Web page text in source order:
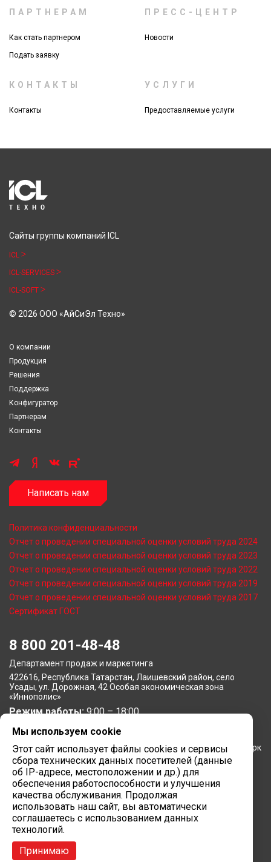
ПАРТНЕРАМ
Как стать партнером
Подать заявку
ПРЕСС-ЦЕНТР
Новости
КОНТАКТЫ
Контакты
УСЛУГИ
Предоставляемые услуги
Сайты группы компаний ICL
ICL
ICL-SERVICES
ICL-SOFT
© 2026 ООО «АйСиЭл Техно»
О компании
Продукция
Решения
Поддержка
Конфигуратор
Партнерам
Контакты
Написать нам
Политика конфиденциальности
Отчет о проведении специальной оценки условий труда 2024
Отчет о проведении специальной оценки условий труда 2023
Отчет о проведении специальной оценки условий труда 2022
Отчет о проведении специальной оценки условий труда 2019
Отчет о проведении специальной оценки условий труда 2017
Сертификат ГОСТ
8 800 201-48-48
Департамент продаж и маркетинга
422616, Республика Татарстан, Лаишевский район, село
Усады, ул. Дорожная, 42 Особая экономическая зона
«Иннополис»
Режим работы:9:00 – 18:00
Московское представительство
105064, г. Москва, Нижний Сусальный переулок, 5, бизнес-парк
«Арма»
Режим работы:9:00 – 18:00
Завод вычислительной техники
422624, Республика Татарстан, мр-н Лаишевский, с/п
Столбищенское, ул.Советская, зд.278
Режим работы:
Сайт разработан в
Мы используем cookie
Этот сайт использует файлы cookies и сервисы
сбора технических данных посетителей (данные
об IP-адресе, местоположении и др.) для
обеспечения работоспособности и улучшения
качества обслуживания. Продолжая
использовать наш сайт, вы автоматически
соглашаетесь с использованием данных
технологий.
Принимаю